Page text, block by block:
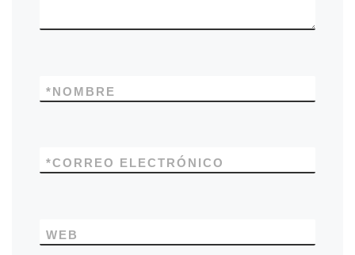
NOMBRE
*
CORREO ELECTRÓNICO
*
WEB